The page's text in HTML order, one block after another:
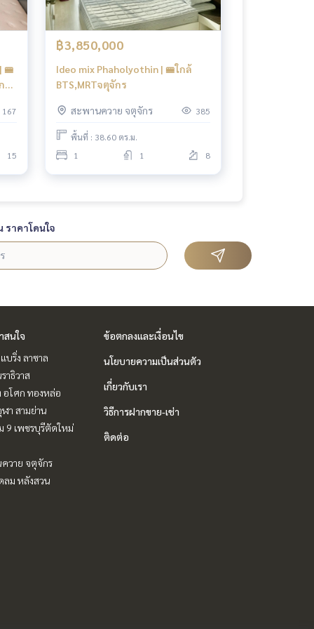
🚝
167
15
฿3,850,000
Ideo mix Phaholyothin | 🚝ใกล้
BTS,MRTจตุจักร
สะพานควาย จตุจักร 385
พื้นที่ : 38.60 ตร.ม.
1
1 8
ราคาโดนใจ
สนใจ
บริ่ง ลาซาล
าธิวาส
อโศก ทองหล่อ
า สามย่าน
9 เพชรบุรีตัดใหม่
วาย จตุจักร
ลม หลังสวน
ข้อตกลงและเงื่อนไข
นโยบายความเป็นส่วนตัว
เกี่ยวกับเรา
วิธีการฝากขาย-เช่า
ติดต่อ